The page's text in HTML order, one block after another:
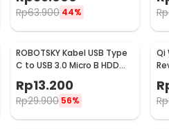
Rp63.900 44% Rp
ROBOTSKY Kabel USB Type
C to USB 3.0 Micro B HDD
Data Cable 1M - SGC10
Rp13.200
Rp29.900 56%
Qi
Rp